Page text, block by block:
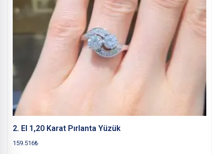
2. El 1,20 Karat Pırlanta Yüzük
159.516₺